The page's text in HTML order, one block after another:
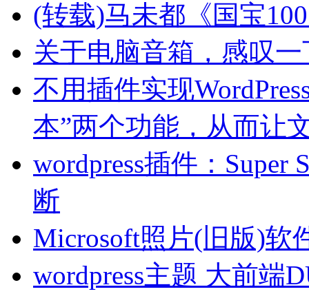
(转载)马未都《国宝
关于电脑音箱，感叹
不用插件实现
本”两个功能，从而让
wordpress插件：
断
Microsoft照片(旧版)软
wordpress主题 大前端